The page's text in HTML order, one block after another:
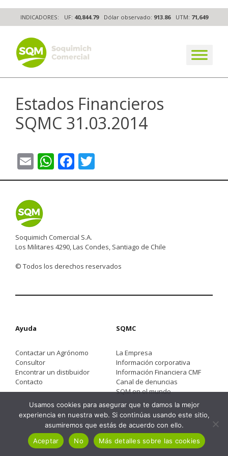
to
content
INDICADORES: UF: 40,844.79 Dólar observado: 913.86 UTM: 71,649
The worldwide business formula
Estados Financieros
SQMC 31.03.2014
EmailWhatsApp
Facebook
Soquimich Comercial S.A.
Los Militares 4290, Las Condes, Santiago de Chile
© Todos los derechos reservados
Ayuda
Contactar un Agrónomo
Consultor
Encontrar un distibuidor
Contacto
SQMC
La Empresa
Información corporativa
Información Financiera CMF
Canal de denuncias
SQM en el mundo
Usamos cookies para asegurar que te damos la mejor
experiencia en nuestra web. Si continúas usando este sitio,
asumiremos que estás de acuerdo con ello.
Aceptar
No Más detalles sobre las cookies